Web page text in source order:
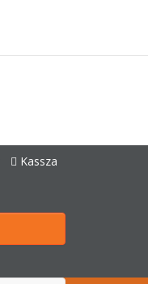
Kassza